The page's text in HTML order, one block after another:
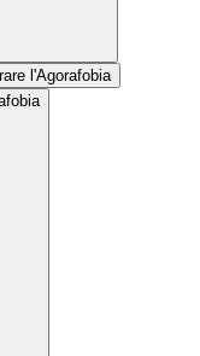
l'Agorafobia